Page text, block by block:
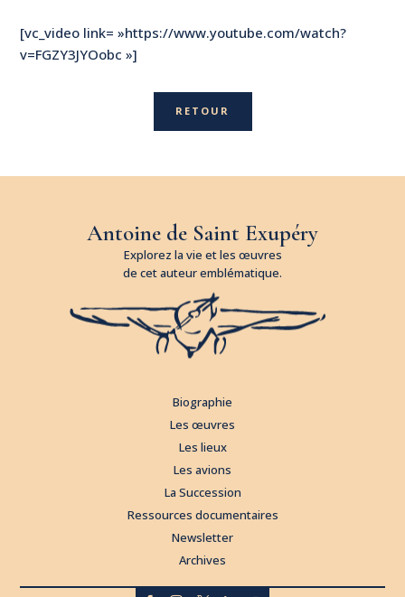
[vc_video link= »https://www.youtube.com/watch?
v=FGZY3JYOobc »]
RETOUR
Antoine de Saint Exupéry
Explorez la vie et les œuvres
de cet auteur emblématique.
Biographie
Les œuvres
Les lieux
Les avions
La Succession
Ressources documentaires
Newsletter
Archives